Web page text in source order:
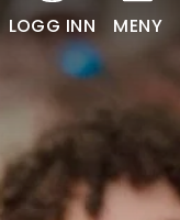
LOGG INN MENY